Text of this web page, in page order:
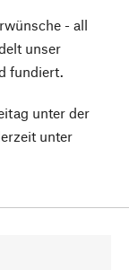
- all
unser
fundiert.
unter der
unter